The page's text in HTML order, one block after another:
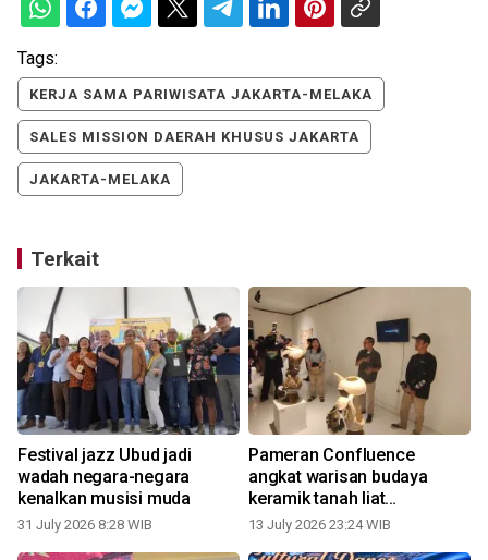
Tags:
KERJA SAMA PARIWISATA JAKARTA-MELAKA
SALES MISSION DAERAH KHUSUS JAKARTA
JAKARTA-MELAKA
Terkait
Festival jazz Ubud jadi
wadah negara-negara
kenalkan musisi muda
31 July 2026 8:28 WIB
Pameran Confluence
angkat warisan budaya
keramik tanah liat
Singkawang
13 July 2026 23:24 WIB